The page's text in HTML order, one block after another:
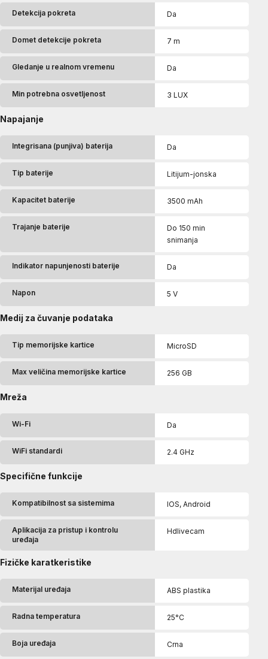
Detekcija pokreta Da
Domet detekcije pokreta 7 m
Gledanje u realnom vremenu Da
Min potrebna osvetljenost 3 LUX
Napajanje
Integrisana (punjiva) baterija Da
Tip baterije Litijum-jonska
Kapacitet baterije 3500 mAh
Trajanje baterije
Do 150 min
snimanja
Indikator napunjenosti baterije Da
Napon 5 V
Medij za čuvanje podataka
Tip memorijske kartice MicroSD
Max veličina memorijske kartice 256 GB
Mreža
Wi-Fi Da
WiFi standardi 2.4 GHz
Specifične funkcije
Kompatibilnost sa sistemima IOS, Android
Aplikacija za pristup i kontrolu
uređaja
Hdlivecam
Fizičke karatkeristike
Materijal uređaja ABS plastika
Radna temperatura 25°C
Boja uređaja Crna